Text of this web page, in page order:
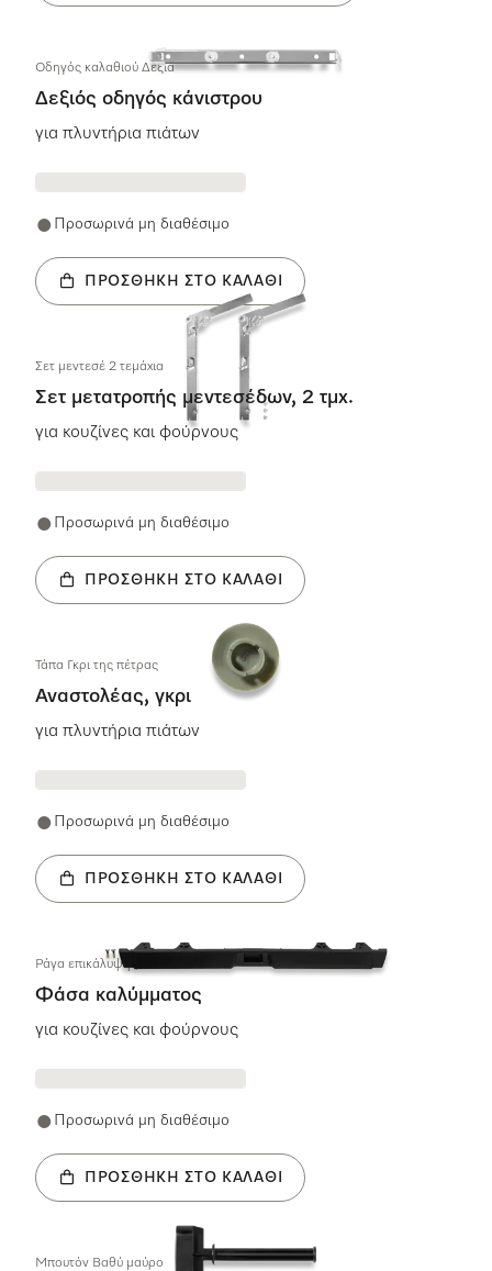
Οδηγός καλαθιού Δεξιά
Δεξιός οδηγός κάνιστρου
για πλυντήρια πιάτων
Προσωρινά μη διαθέσιμο
ΠΡΟΣΘΉΚΗ ΣΤΟ ΚΑΛΆΘΙ
Σετ μεντεσέ 2 τεμάχια
Σετ μετατροπής μεντεσέδων, 2 τμχ.
για κουζίνες και φούρνους
Προσωρινά μη διαθέσιμο
ΠΡΟΣΘΉΚΗ ΣΤΟ ΚΑΛΆΘΙ
Τάπα Γκρι της πέτρας
Αναστολέας, γκρι
για πλυντήρια πιάτων
Προσωρινά μη διαθέσιμο
ΠΡΟΣΘΉΚΗ ΣΤΟ ΚΑΛΆΘΙ
Pάγα επικάλυψης PY KD
Φάσα καλύμματος
για κουζίνες και φούρνους
Προσωρινά μη διαθέσιμο
ΠΡΟΣΘΉΚΗ ΣΤΟ ΚΑΛΆΘΙ
Μπουτόν Βαθύ μαύρο